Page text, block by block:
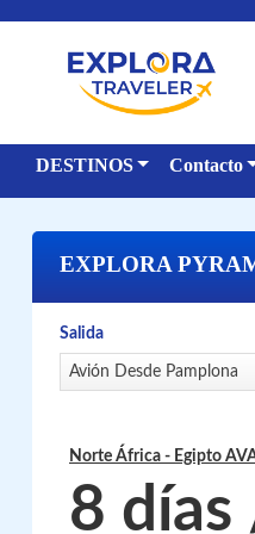
DESTINOS Contacto
EXPLORA
Salida
Avión Desde Pamplona
Norte África - Egipto
8 días